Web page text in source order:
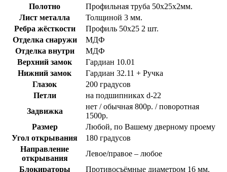
Полотно
Профильная труба 50х25х2мм.
Лист металла
Толщиной 3 мм.
Ребра жёсткости
Профиль 50х25 2 шт.
Отделка снаружи
МДФ
Отделка внутри
МДФ
Верхний замок
Гардиан 10.01
Нижний замок
Гардиан 32.11 + Ручка
Глазок
200 градусов
Петли
на подшипниках d-22
Задвижка
нет / обычная 800р. / поворотная
1500р.
Размер
Любой, по Вашему дверному проему
Угол открывания
180 градусов
Направление
открывания
Левое/правое – любое
Блокираторы
Противосъёмные диаметром 16 мм.